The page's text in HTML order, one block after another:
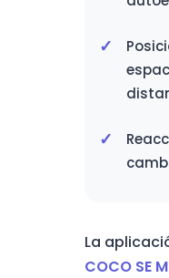
La
COCO SE